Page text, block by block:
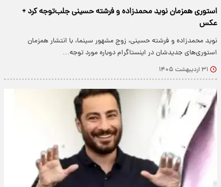
استوری همزمان نوید محمدزاده و فرشته حسینی جلب‌توجه کرد +
عکس
نوید محمدزاده و فرشته حسینی، زوج مشهور سینما، با انتشار همزمان
استوری‌های جدیدشان در اینستاگرام دوباره مورد توجه…
۳۱ اردیبهشت ۱۴۰۵